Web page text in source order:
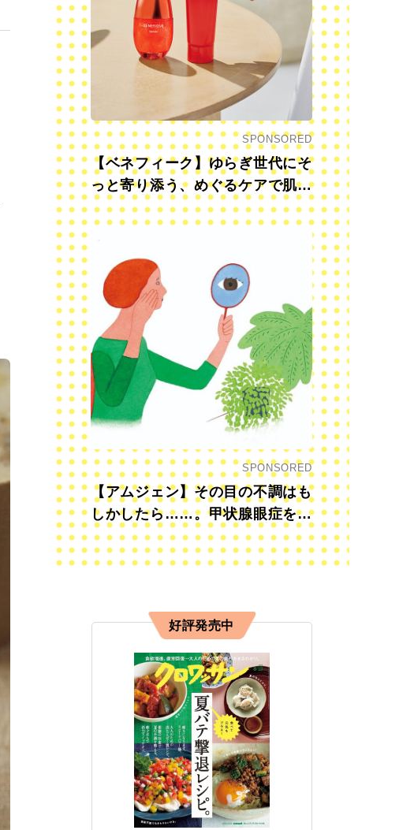
SPONSORED
【ベネフィーク】ゆらぎ世代にそ
っと寄り添う、めぐるケアで肌も
心も前向きに
SPONSORED
【アムジェン】その目の不調はも
しかしたら……。甲状腺眼症を知
っていますか？
好評発売中